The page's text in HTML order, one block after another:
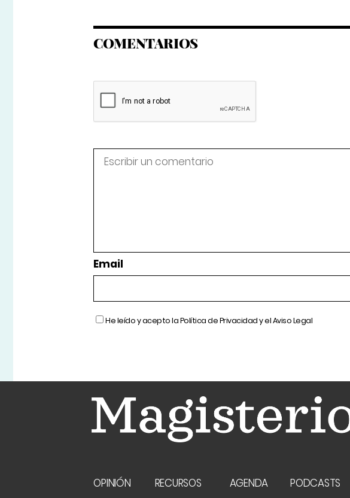
COMENTARIOS
Email
He leído y acepto laPolítica de Privacidady elAviso Legal
OPINIÓN RECURSOS AGENDA PODCASTS